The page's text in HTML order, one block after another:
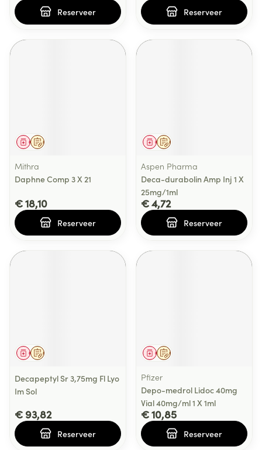
Reserveer Reserveer
Op voorschrift
Geneesmiddel
Mithra
Daphne Comp 3 X 21
€ 18,10
Reserveer
Op voorschrift
Geneesmiddel
Aspen Pharma
Deca-durabolin Amp Inj 1 X
25mg/1ml
€ 4,72
Reserveer
Op voorschrift
Geneesmiddel
Decapeptyl Sr 3,75mg Fl Lyo
Im Sol
€ 93,82
Reserveer
Op voorschrift
Geneesmiddel
Pfizer
Depo-medrol Lidoc 40mg
Vial 40mg/ml 1 X 1ml
€ 10,85
Reserveer